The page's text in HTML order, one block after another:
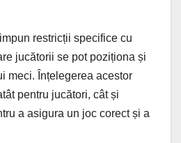
restricții specifice cu
jucătorii se pot poziționa și
meci. Înțelegerea acestor
pentru jucători, cât și
a asigura un joc corect și a